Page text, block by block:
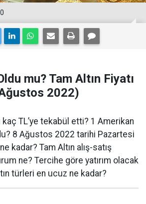
mu? Tam Altın Fiyatı
2022)
kaç TL’ye tekabül etti? 1 Amerikan
8 Ağustos 2022 tarihi Pazartesi
kadar? Tam Altın alış-satış
ne? Tercihe göre yatırım olacak
türleri en ucuz ne kadar?